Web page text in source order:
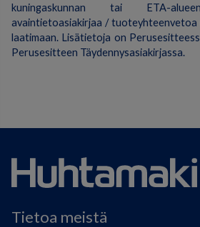
kuningaskunnan tai ETA-
avaintietoasiakirjaa / tuoteyhteenvetoa
laatimaan. Lisätietoja on
Perusesitteen Täydennysasiakirjassa.
Tietoa meistä